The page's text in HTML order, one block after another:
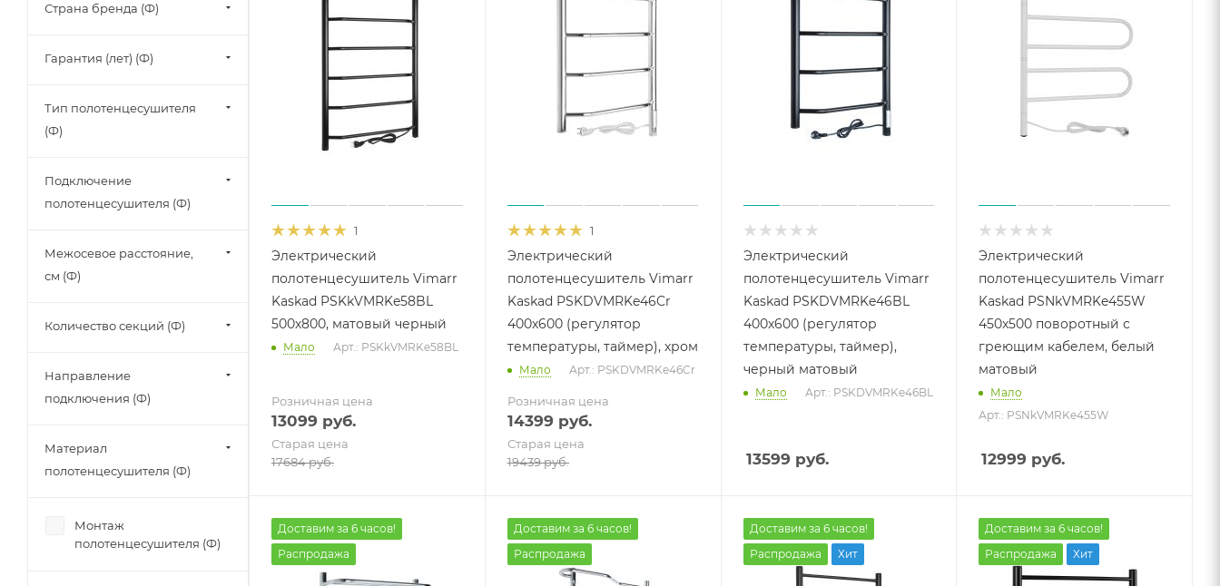
1
Электрический
полотенцесушитель Vimarr
Kaskad PSKkVMRKe58BL
500х800, матовый черный
Мало Арт.: PSKkVMRKe58BL
Розничная цена
13099 руб.
Старая цена
17684руб.
1
Электрический
полотенцесушитель Vimarr
Kaskad PSKDVMRKe46Cr
400x600 (регулятор
температуры, таймер), хром
Мало Арт.: PSKDVMRKe46Cr
Розничная цена
14399 руб.
Старая цена
19439руб.
Электрический
полотенцесушитель Vimarr
Kaskad PSKDVMRKe46BL
400x600 (регулятор
температуры, таймер),
черный матовый
Мало Арт.: PSKDVMRKe46BL
13599 руб.
Электрический
полотенцесушитель Vimarr
Kaskad PSNkVMRKe455W
450x500 поворотный с
греющим кабелем, белый
матовый
Мало
Арт.: PSNkVMRKe455W
12999 руб.
Доставим за 6 часов!
Распродажа
Доставим за 6 часов!
Распродажа
Доставим за 6 часов!
Распродажа
Хит
Доставим за 6 часов!
Распродажа
Хит
Страна бренда (Ф)
Гарантия (лет) (Ф)
Тип полотенцесушителя
(Ф)
Подключение
полотенцесушителя (Ф)
Межосевое расстояние,
см (Ф)
Количество секций (Ф)
Направление
подключения (Ф)
Материал
полотенцесушителя (Ф)
Монтаж
полотенцесушителя (Ф)